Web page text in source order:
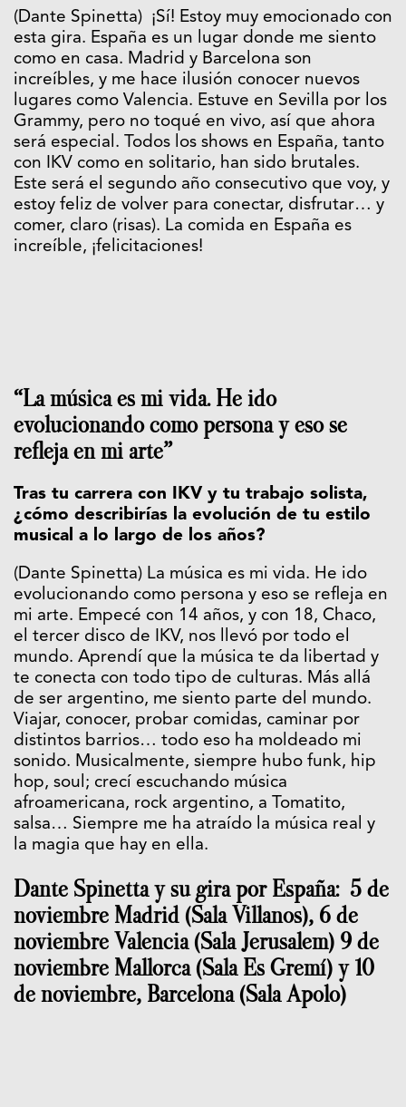
(Dante Spinetta) ¡Sí! Estoy muy emocionado con
esta gira. España es un lugar donde me siento
como en casa. Madrid y Barcelona son
increíbles, y me hace ilusión conocer nuevos
lugares como Valencia. Estuve en Sevilla por los
Grammy, pero no toqué en vivo, así que ahora
será especial. Todos los shows en España, tanto
con IKV como en solitario, han sido brutales.
Este será el segundo año consecutivo que voy, y
estoy feliz de volver para conectar, disfrutar… y
comer, claro (risas). La comida en España es
increíble, ¡felicitaciones!
“La música es mi vida. He ido
evolucionando como persona y eso se
refleja en mi arte”
Tras tu carrera con IKV y tu trabajo solista,
¿cómo describirías la evolución de tu estilo
musical a lo largo de los años?
(Dante Spinetta) La música es mi vida. He ido
evolucionando como persona y eso se refleja en
mi arte. Empecé con 14 años, y con 18, Chaco,
el tercer disco de IKV, nos llevó por todo el
mundo. Aprendí que la música te da libertad y
te conecta con todo tipo de culturas. Más allá
de ser argentino, me siento parte del mundo.
Viajar, conocer, probar comidas, caminar por
distintos barrios… todo eso ha moldeado mi
sonido. Musicalmente, siempre hubo funk, hip
hop, soul; crecí escuchando música
afroamericana, rock argentino, a Tomatito,
salsa… Siempre me ha atraído la música real y
la magia que hay en ella.
Dante Spinetta y su gira por España: 5 de
noviembre Madrid (Sala Villanos), 6 de
noviembre Valencia (Sala Jerusalem) 9 de
noviembre Mallorca (Sala Es Gremí) y 10
de noviembre, Barcelona (Sala Apolo)